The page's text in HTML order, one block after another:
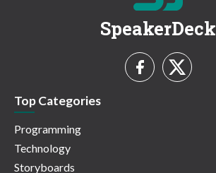
SpeakerDeck
Top Categories
Programming
Technology
Storyboards